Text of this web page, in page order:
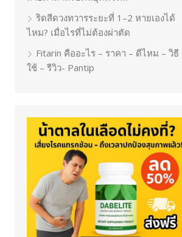
ริดสีดวงทวารระยะที่ 1–2 หายเองได้
ไหม? เมื่อไรที่ไม่ต้องผ่าตัด
Fitarin คืออะไร – ราคา – ดีไหม – วิธี
ใช้ – รีวิว- Pantip